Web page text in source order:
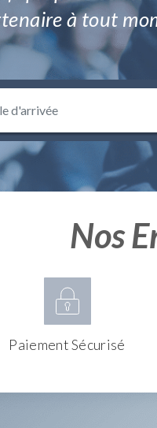
à tout
Nos
Paiement Sécurisé